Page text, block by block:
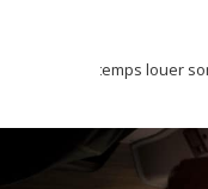
Combien de temps louer